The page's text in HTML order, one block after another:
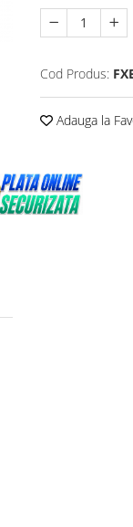
Cod Produs:
Adauga la